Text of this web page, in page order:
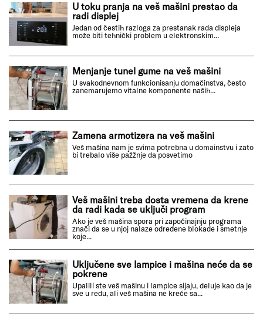
U toku pranja na veš mašini prestao da
radi displej
Jedan od čestih razloga za prestanak rada displeja
može biti tehnički problem u elektronskim...
Menjanje tunel gume na veš mašini
U svakodnevnom funkcionisanju domačinstva, često
zanemarujemo vitalne komponente naših...
Zamena armotizera na veš mašini
Veš mašina nam je svima potrebna u domainstvu i zato
bi trebalo više pažžnje da posvetimo
Veš mašini treba dosta vremena da krene
da radi kada se uključi program
Ako je veš mašina spora pri započinajnju programa
znači da se u njoj nalaze određene blokade i smetnje
koje...
Uključene sve lampice i mašina neće da se
pokrene
Upalili ste veš mašinu i lampice sijaju, deluje kao da je
sve u redu, ali veš mašina ne kreće sa...